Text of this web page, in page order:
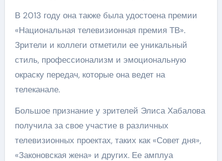
В 2013 году она также была удостоена премии
«Национальная телевизионная премия ТВ».
Зрители и коллеги отметили ее уникальный
стиль, профессионализм и эмоциональную
окраску передач, которые она ведет на
телеканале.
Большое признание у зрителей Элиса Хабалова
получила за свое участие в различных
телевизионных проектах, таких как «Совет дня»,
«Законовская жена» и других. Ее амплуа